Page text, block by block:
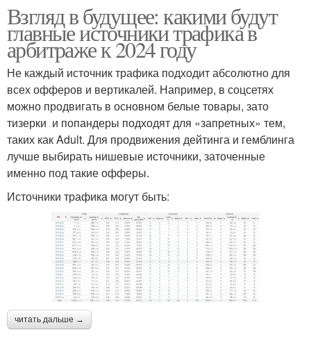
Взгляд в будущее: какими будут
главные источники трафика в
арбитраже к 2024 году
Не каждый источник трафика подходит абсолютно для
всех офферов и вертикалей. Например, в соцсетях
можно продвигать в основном белые товары, зато
тизерки и попандеры подходят для «запретных» тем,
таких как Adult. Для продвижения дейтинга и гемблинга
лучше выбирать нишевые источники, заточенные
именно под такие офферы.
Источники трафика могут быть:
читать дальше →